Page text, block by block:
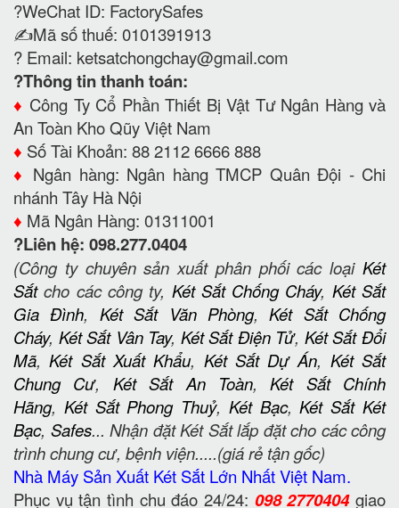
?WeChat ID: FactorySafes
✍️Mã số thuế: 0101391913
? Email: ketsatchongchay@gmail.com
?Thông tin thanh toán:
♦️ Công Ty Cổ Phần Thiết Bị Vật Tư Ngân Hàng và
An Toàn Kho Qũy Việt Nam
♦️ Số Tài Khoản: 88 2112 6666 888
♦️ Ngân hàng: Ngân hàng TMCP Quân Đội - Chi
nhánh Tây Hà Nội
♦️ Mã Ngân Hàng: 01311001
?Liên hệ: 098.277.0404
(Công ty chuyên sản xuất phân phối các loại Két
Sắtcho các công ty, Két Sắt Chống Cháy, Két Sắt
Gia Đình, Két Sắt Văn Phòng,Két Sắt Chống
Cháy, Két Sắt Vân Tay, Két Sắt Điện Tử, Két Sắt Đổi
Mã,Két Sắt Xuất Khẩu, Két Sắt Dự Án, Két Sắt
Chung Cư, Két Sắt An Toàn,Két Sắt Chính
Hãng, Két Sắt Phong Thuỷ, Két Bạc,Két Sắt Két
Bạc, Safes... Nhận đặt Két Sắt lắp đặt cho các công
trình chung cư, bệnh viện.....(giá rẻ tận gốc)
Nhà Máy Sản Xuất Két Sắt Lớn Nhất Việt Nam.
Phục vụ tận tình chu đáo 24/24: 098 2770404giao